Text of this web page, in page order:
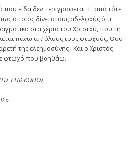
είδα δεν περιγράφεται. Ε, από τότε
όποιος δίνει στους αδελφούς ό,τι
στα χέρια του Χριστού, που τη
πάνω απ’ όλους τους φτωχούς. Όσο
της ελεημοσύνης . Και ο Χριστός
φτωχό που βοηθάω.
ΕΠΙΣΚΟΠΟΣ